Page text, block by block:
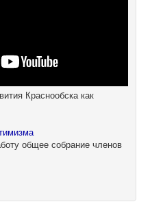
Краснообска как
общее собрание членов